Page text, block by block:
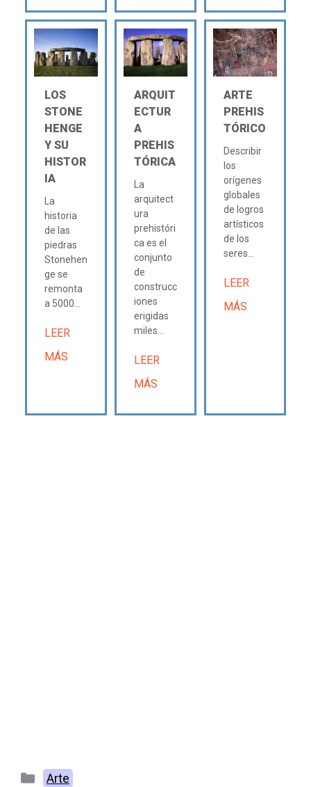
LOS
STONE
HENGE
Y SU
HISTOR
IA
La
historia
de las
piedras
Stonehen
ge se
remonta
a 5000...
LEER
MÁS
ARQUIT
ECTUR
A
PREHIS
TÓRICA
La
arquitect
ura
prehistóri
ca es el
conjunto
de
construcc
iones
erigidas
miles...
LEER
MÁS
ARTE
PREHIS
TÓRICO
Describir
los
orígenes
globales
de logros
artísticos
de los
seres...
LEER
MÁS
Categorías
Arte